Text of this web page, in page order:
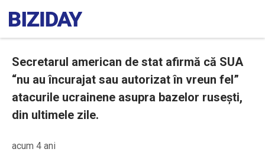
Secretarul american de stat afirmă că SUA
“nu au încurajat sau autorizat în vreun fel”
atacurile ucrainene asupra bazelor rusești,
din ultimele zile.
acum 4 ani